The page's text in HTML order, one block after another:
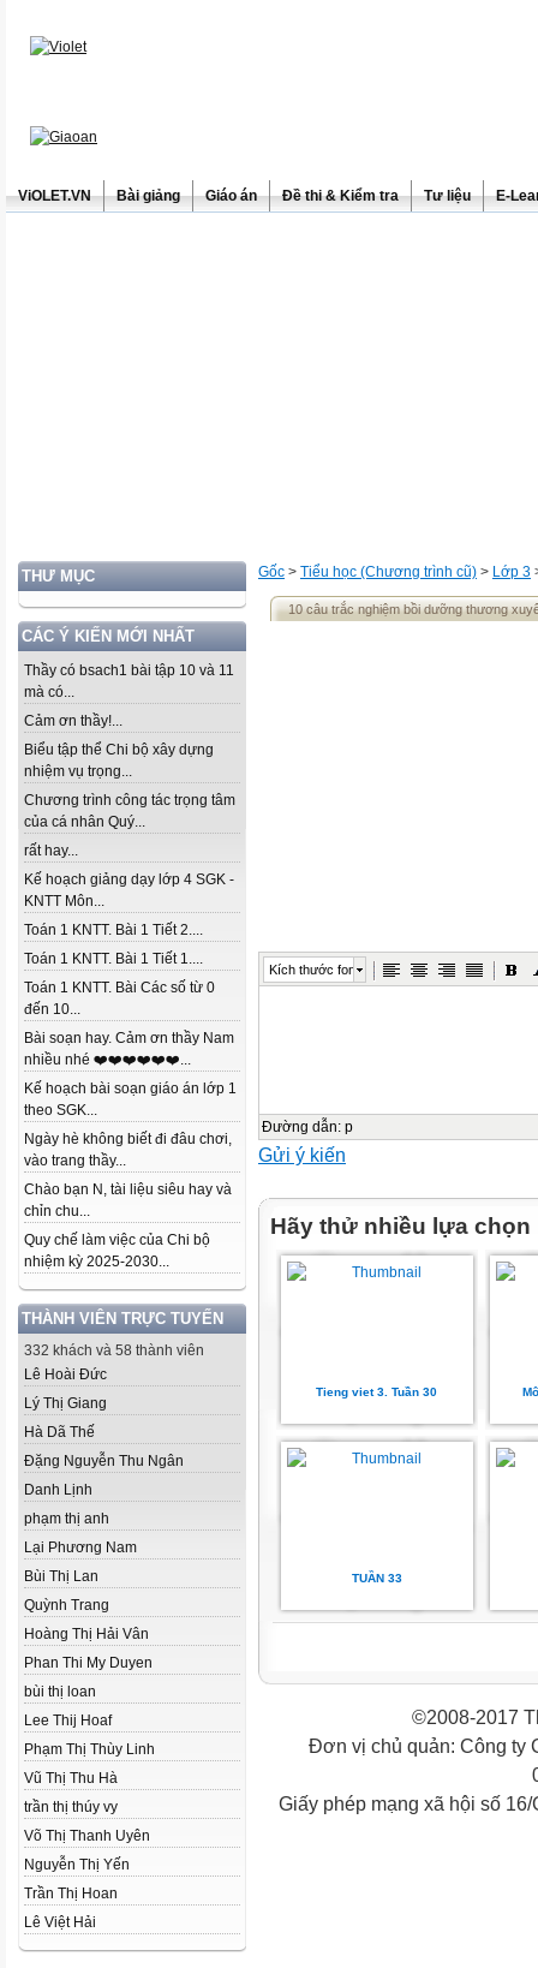
ViOLET.VN Bài giảng Giáo án Đề thi & Kiểm tra Tư liệu E-
THƯ MỤC
CÁC Ý KIẾN MỚI NHẤT
Thầy có bsach1 bài tập 10 và 11
mà có...
Cảm ơn thầy!...
Biểu tập thể Chi bộ xây dựng
nhiệm vụ trọng...
Chương trình công tác trọng tâm
của cá nhân Quý...
rất hay...
Kế hoạch giảng dạy lớp 4 SGK -
KNTT Môn...
Toán 1 KNTT. Bài 1 Tiết 2....
Toán 1 KNTT. Bài 1 Tiết 1....
Toán 1 KNTT. Bài Các số từ 0
đến 10...
Bài soạn hay. Cảm ơn thầy Nam
nhiều nhé ❤️❤️❤️❤️❤️❤️...
Kế hoạch bài soạn giáo án lớp 1
theo SGK...
Ngày hè không biết đi đâu chơi,
vào trang thầy...
Chào bạn N, tài liệu siêu hay và
chỉn chu...
Quy chế làm việc của Chi bộ
nhiệm kỳ 2025-2030...
THÀNH VIÊN TRỰC TUYẾN
332 khách và 58 thành viên
Lê Hoài Đức
Lý Thị Giang
Hà Dã Thế
Đặng Nguyễn Thu Ngân
Danh Lịnh
phạm thị anh
Lại Phương Nam
Bùi Thị Lan
Quỳnh Trang
Hoàng Thị Hải Vân
Phan Thi My Duyen
bùi thị loan
Lee Thij Hoaf
Phạm Thị Thùy Linh
Vũ Thị Thu Hà
trần thị thúy vy
Võ Thị Thanh Uyên
Nguyễn Thị Yến
Trần Thị Hoan
Lê Việt Hải
Gốc > Tiểu học (Chương trình cũ) > Lớp 3
10 câu trắc nghiệm bồi dưỡng thương
Kích thước font
Đường dẫn: p
Gửi ý kiến
Hãy thử nhiều lựa chọn
Tieng viet 3. Tuần 30
TUẦN 33
©2008-2017
Đơn vị chủ quản: Công ty
Giấy phép mạng xã hội số